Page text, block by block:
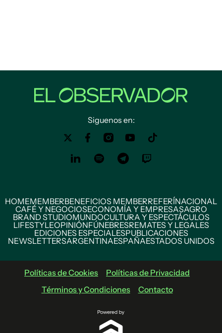
Siguenos en:
HOMEMEMBERBENEFICIOS MEMBERREFERÍNACIONAL
CAFÉ Y NEGOCIOSECONOMÍA Y EMPRESASAGRO
BRAND STUDIOMUNDOCULTURA Y ESPECTÁCULOS
LIFESTYLEOPINIÓNFÚNEBRESREMATES Y LEGALES
EDICIONES ESPECIALESPUBLICACIONES
NEWSLETTERSARGENTINAESPAÑAESTADOS UNIDOS
Políticas de Cookies
Políticas de Privacidad
Términos y Condiciones
Contacto